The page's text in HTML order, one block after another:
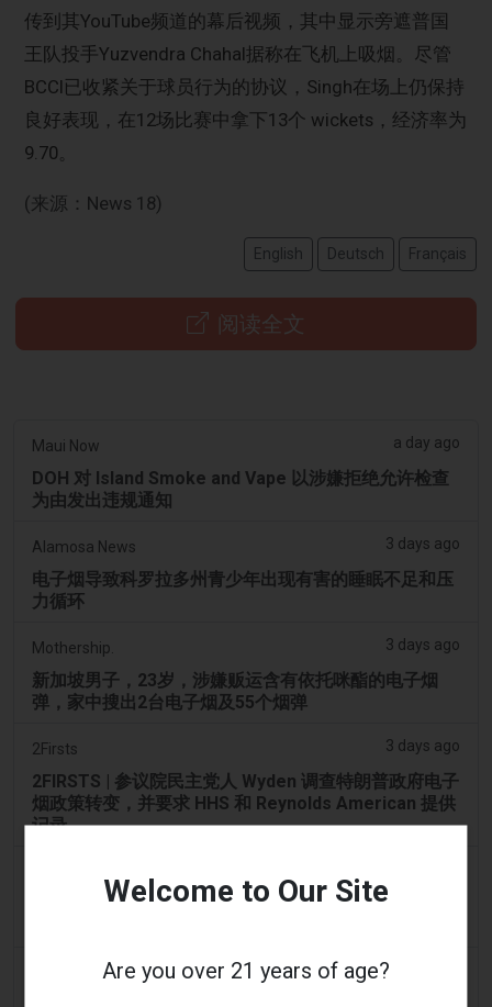
传到其YouTube频道的幕后视频，其中显示旁遮普国
王队投手Yuzvendra Chahal据称在飞机上吸烟。尽管
BCCI已收紧关于球员行为的协议，Singh在场上仍保持
良好表现，在12场比赛中拿下13个 wickets，经济率为
9.70。
(来源：News 18)
English Deutsch Français
阅读全文
Maui Now a day ago
DOH 对 Island Smoke and Vape 以涉嫌拒绝允许检查
为由发出违规通知
Alamosa News 3 days ago
电子烟导致科罗拉多州青少年出现有害的睡眠不足和压
力循环
Mothership. 3 days ago
新加坡男子，23岁，涉嫌贩运含有依托咪酯的电子烟
弹，家中搜出2台电子烟及55个烟弹
2Firsts 3 days ago
2FIRSTS | 参议院民主党人 Wyden 调查特朗普政府电子
烟政策转变，并要求 HHS 和 Reynolds American 提供
记录
可持续发展至关重要 – 在伊比沙海滩吸烟：您需要了解
3 days ago
Welcome to Our Site
Are you over 21 years of age?